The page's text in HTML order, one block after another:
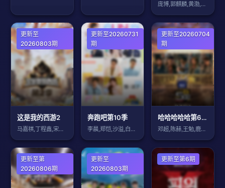
庞博,郭麒麟,黄渤,马思纯
大陆综艺
更新至
20260803期
这是我的西游2
马嘉祺,丁程鑫,宋亚轩,刘耀文,张真源,
大陆综艺
更新至20260731
期
奔跑吧第10季
李晨,郑恺,沙溢,白鹿,范丞丞,张真源,
大陆综艺
更新至20260704
期
哈哈哈哈哈第6季
邓超,陈赫,王勉,鹿晗,范志毅
大陆综艺
更新至第
20260806期
大陆综艺
更新至
20260803期
日韩综艺
更新至第6期